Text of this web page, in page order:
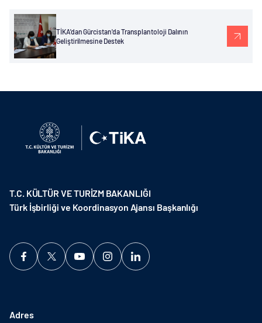
TİKA'dan Gürcistan'da Transplantoloji Dalının
Geliştirilmesine Destek
T.C. KÜLTÜR VE TURİZM BAKANLIĞI
Türk İşbirliği ve Koordinasyon Ajansı Başkanlığı
Adres